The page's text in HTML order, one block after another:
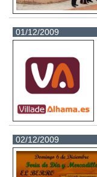
01/12/2009
02/12/2009